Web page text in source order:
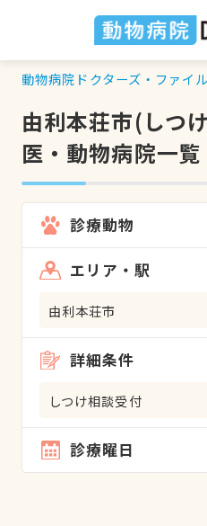
動物病院ドクターズ・ファイル
由利本荘市(しつ
医・動物病院一覧
診療動物
エリア・駅
由利本荘市
詳細条件
しつけ相談受付
診療曜日